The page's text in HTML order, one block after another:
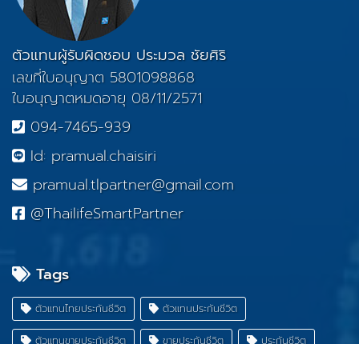
ตัวแทนผู้รับผิดชอบ ประมวล ชัยศิริ
เลขที่ใบอนุญาต 5801098868
ใบอนุญาตหมดอายุ 08/11/2571
094-7465-939
Id: pramual.chaisiri
pramual.tlpartner@gmail.com
@ThailifeSmartPartner
Tags
ตัวแทนไทยประกันชีวิต ตัวแทนประกันชีวิต
ตัวแทนขายประกันชีวิต ขายประกันชีวิต ประกันชีวิต